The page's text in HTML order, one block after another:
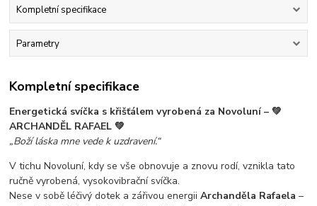
Kompletní specifikace
Parametry
Kompletní specifikace
Energetická svíčka s křišťálem vyrobená za Novoluní – 💚
ARCHANDĚL RAFAEL 💚
„Boží láska mne vede k uzdravení.“
V tichu Novoluní, kdy se vše obnovuje a znovu rodí, vznikla tato
ručně vyrobená, vysokovibrační svíčka.
Nese v sobě léčivý dotek a zářivou energiiArchanděla Rafaela –